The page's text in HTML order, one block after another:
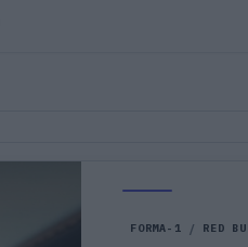
FORMA-1 / RED